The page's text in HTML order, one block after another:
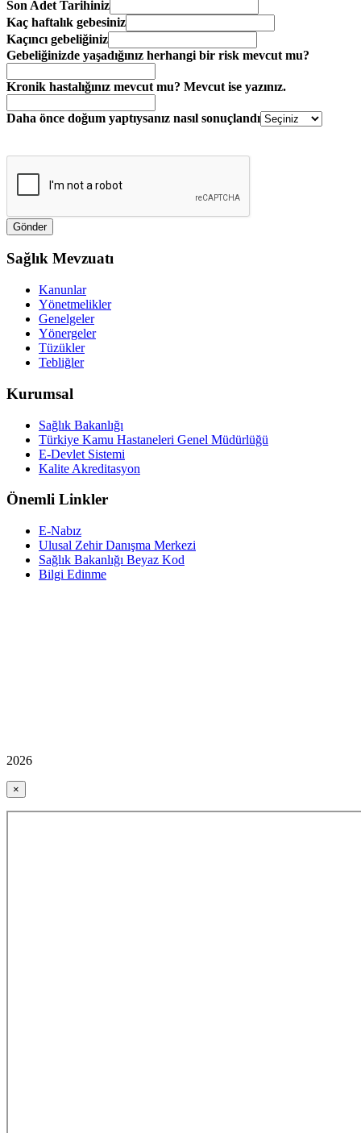
Son Adet Tarihiniz
Kaç haftalık gebesiniz
Kaçıncı gebeliğiniz
Gebeliğinizde yaşadığınız herhangi bir risk mevcut mu?
Kronik hastalığınız mevcut mu? Mevcut ise yazınız.
Daha önce doğum yaptıysanız nasıl sonuçlandı
Sağlık Mevzuatı
Kanunlar
Yönetmelikler
Genelgeler
Yönergeler
Tüzükler
Tebliğler
Kurumsal
Sağlık Bakanlığı
Türkiye Kamu Hastaneleri Genel Müdürlüğü
E-Devlet Sistemi
Kalite Akreditasyon
Önemli Linkler
E-Nabız
Ulusal Zehir Danışma Merkezi
Sağlık Bakanlığı Beyaz Kod
Bilgi Edinme
2026
×